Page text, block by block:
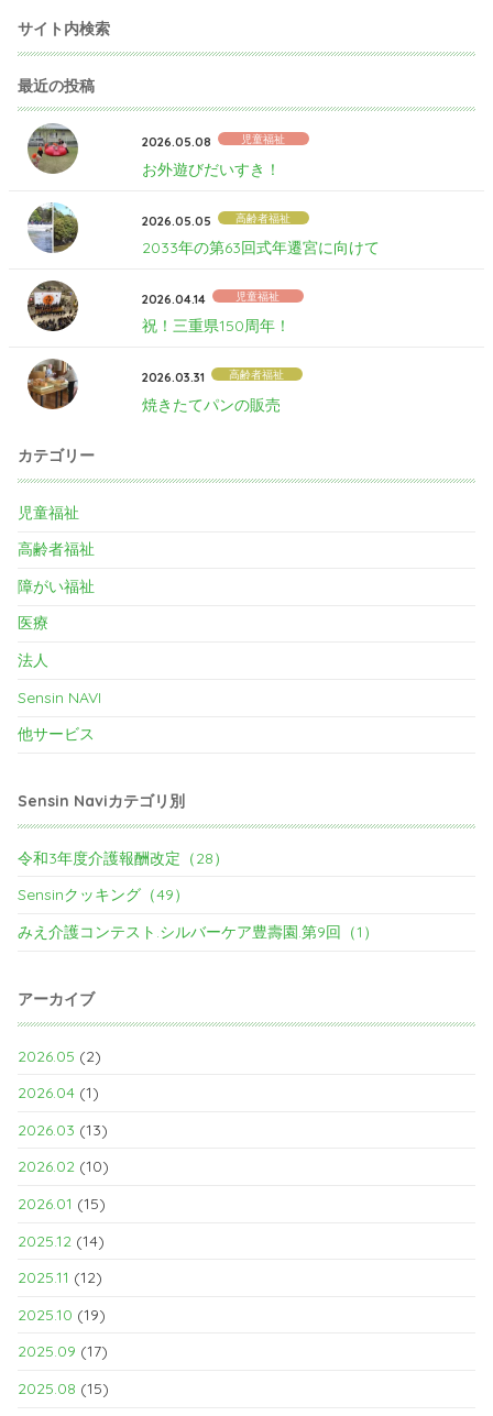
サイト内検索
最近の投稿
2026.05.08 児童福祉
お外遊びだいすき！
2026.05.05 高齢者福祉
2033年の第63回式年遷宮に向けて
2026.04.14 児童福祉
祝！三重県150周年！
2026.03.31 高齢者福祉
焼きたてパンの販売
カテゴリー
児童福祉
高齢者福祉
障がい福祉
医療
法人
Sensin NAVI
他サービス
Sensin Naviカテゴリ別
令和3年度介護報酬改定（28）
Sensinクッキング（49）
みえ介護コンテスト.シルバーケア豊壽園.第9回（1）
アーカイブ
2026.05 (2)
2026.04 (1)
2026.03 (13)
2026.02 (10)
2026.01 (15)
2025.12 (14)
2025.11 (12)
2025.10 (19)
2025.09 (17)
2025.08 (15)